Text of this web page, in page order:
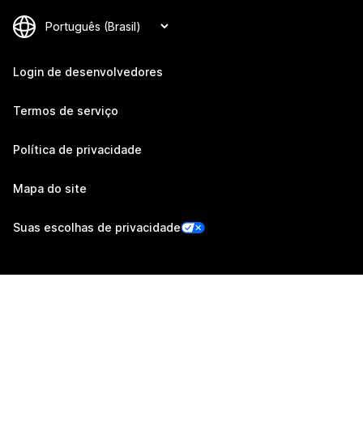
Login de desenvolvedores
Termos de serviço
Política de privacidade
Mapa do site
Suas escolhas de privacidade